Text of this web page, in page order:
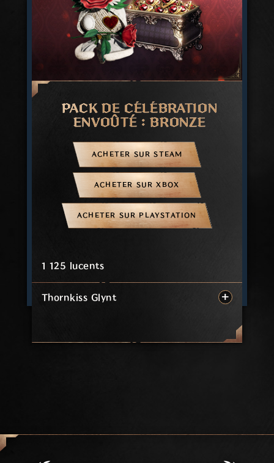
PACK DE CÉLÉBRATION
ENVOÛTÉ : BRONZE
ACHETER SUR STEAM
ACHETER SUR XBOX
ACHETER SUR PLAYSTATION
1 125 lucents
Thornkiss Glynt